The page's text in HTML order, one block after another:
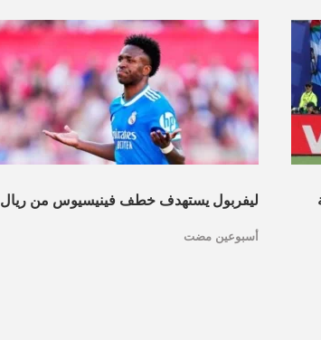
ليفربول يستهدف خطف فينيسيوس من ريال
أسبوعين مضت